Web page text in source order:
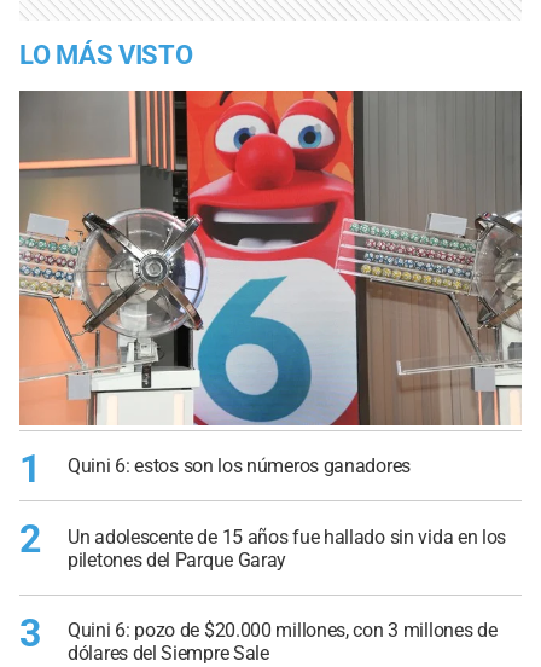
LO MÁS VISTO
1 Quini 6: estos son los números ganadores
2
Un adolescente de 15 años fue hallado sin vida en los
piletones del Parque Garay
3
Quini 6: pozo de $20.000 millones, con 3 millones de
dólares del Siempre Sale